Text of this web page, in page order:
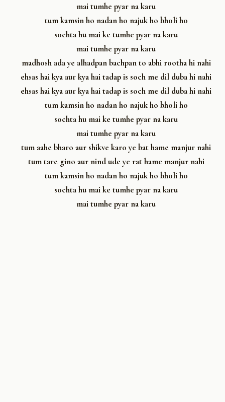
mai tumhe pyar na karu
tum kamsin ho nadan ho najuk ho bholi ho
sochta hu mai ke tumhe pyar na karu
mai tumhe pyar na karu
madhosh ada ye alhadpan bachpan to abhi rootha hi nahi
ehsas hai kya aur kya hai tadap is soch me dil duba hi nahi
ehsas hai kya aur kya hai tadap is soch me dil duba hi nahi
tum kamsin ho nadan ho najuk ho bholi ho
sochta hu mai ke tumhe pyar na karu
mai tumhe pyar na karu
tum aahe bharo aur shikve karo ye bat hame manjur nahi
tum tare gino aur nind ude ye rat hame manjur nahi
tum kamsin ho nadan ho najuk ho bholi ho
sochta hu mai ke tumhe pyar na karu
mai tumhe pyar na karu